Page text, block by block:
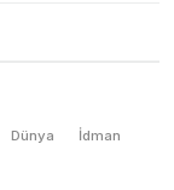
Dünya İdman